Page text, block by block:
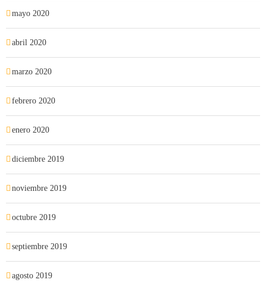
mayo 2020
abril 2020
marzo 2020
febrero 2020
enero 2020
diciembre 2019
noviembre 2019
octubre 2019
septiembre 2019
agosto 2019